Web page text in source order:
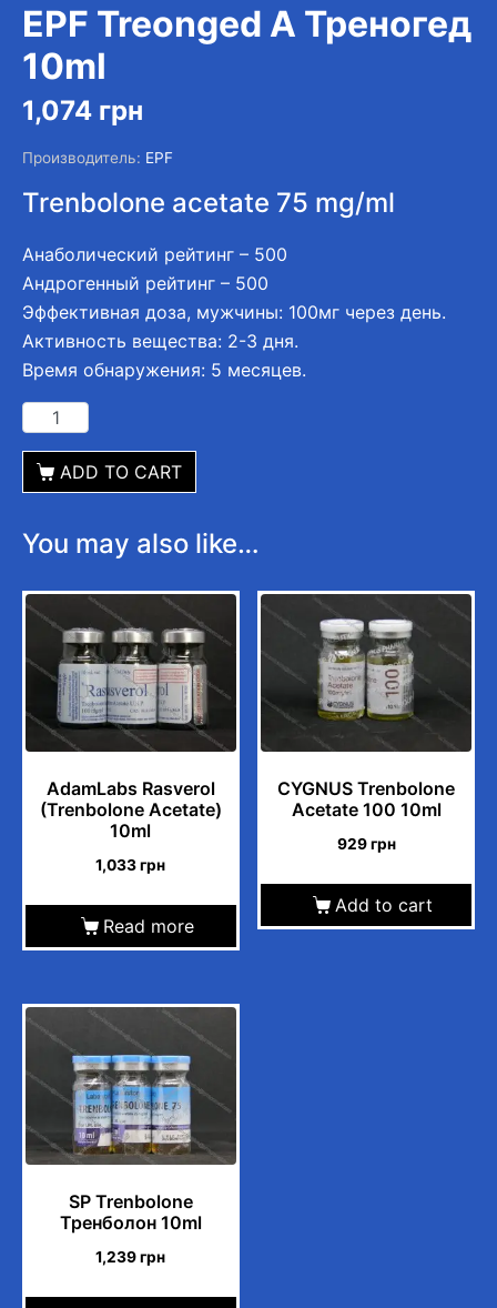
EPF Treonged A Треногед
10ml
1,074 грн
Производитель: EPF
Trenbolone acetate 75 mg/ml
Анаболический рейтинг – 500
Андрогенный рейтинг – 500
Эффективная доза, мужчины: 100мг через день.
Активность вещества: 2-3 дня.
Время обнаружения: 5 месяцев.
ADD TO CART
You may also like…
AdamLabs Rasverol
(Trenbolone Acetate)
10ml
1,033грн
Read more
CYGNUS Trenbolone
Acetate 100 10ml
929грн
Add to cart
SP Trenbolone
Тренболон 10ml
1,239грн